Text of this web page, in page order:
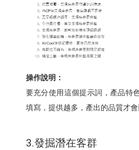
操作說明：
要充分使用這個提示詞，產品特
填寫，提供越多，產出的品質才會
3.發掘潛在客群